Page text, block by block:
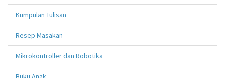
Kumpulan Tulisan
Resep Masakan
Mikrokontroller dan Robotika